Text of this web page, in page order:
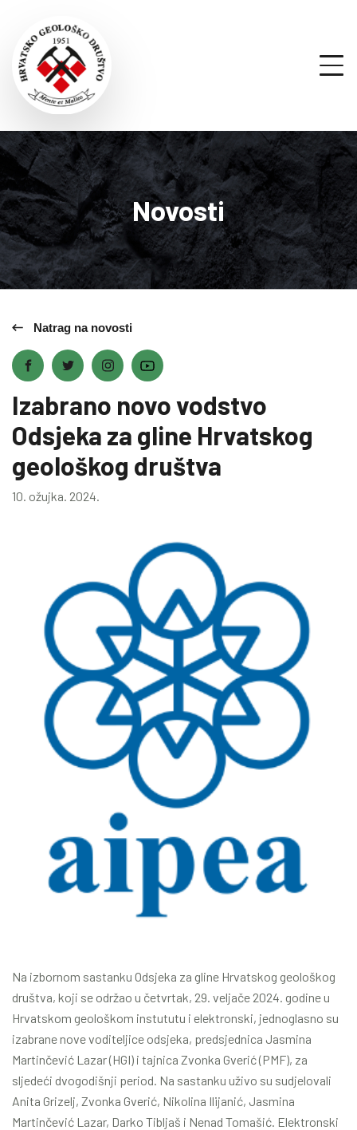
Novosti
Natrag na novosti
Izabrano novo vodstvo
Odsjeka za gline Hrvatskog
geološkog društva
10. ožujka. 2024.
Na izbornom sastanku Odsjeka za gline Hrvatskog geološkog
društva, koji se održao u četvrtak, 29. veljače 2024. godine u
Hrvatskom geološkom instututu i elektronski, jednoglasno su
izabrane nove voditeljice odsjeka, predsjednica Jasmina
Martinčević Lazar (HGI) i tajnica Zvonka Gverić (PMF), za
sljedeći dvogodišnji period. Na sastanku uživo su sudjelovali
Anita Grizelj, Zvonka Gverić, Nikolina Ilijanić, Jasmina
Martinčević Lazar, Darko Tibljaš i Nenad Tomašić. Elektronski